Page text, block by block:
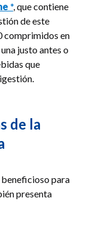
*, que contiene
de este
comprimidos en
justo antes o
que
de la
beneficioso para
presenta